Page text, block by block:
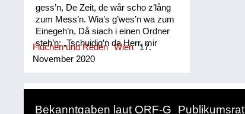
gess’n, De Zeit, de wår scho z’lång
zum Mess’n. Wia’s g’wes’n wa zum
Einegeh’n, Då siach i einen Ordner
steh’n: „Tschuidig’n da Herr, mir
årme Hascherl, Mia håm kan
Ǻntwort schnö dabei; Er sågt uns
Fluchen und Reden Wien 17.
November 2020
Bekanntgaben laut ORF-G Publikumsrat